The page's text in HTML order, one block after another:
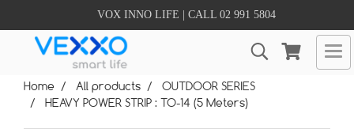
VOX INNO LIFE | CALL 02 991 5804
Home All products
OUTDOOR SERIES
HEAVY POWER STRIP : TO-14 (5 Meters)